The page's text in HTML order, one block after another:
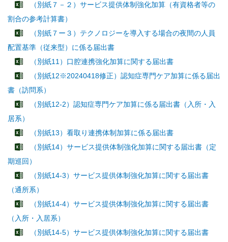
（別紙７－２）サービス提供体制強化加算（有資格者等の
割合の参考計算書）
（別紙７ー３）テクノロジーを導入する場合の夜間の人員
配置基準（従来型）に係る届出書
（別紙11）口腔連携強化加算に関する届出書
（別紙12※20240418修正）認知症専門ケア加算に係る届出
書（訪問系）
（別紙12-2）認知症専門ケア加算に係る届出書（入所・入
居系）
（別紙13）看取り連携体制加算に係る届出書
（別紙14）サービス提供体制強化加算に関する届出書（定
期巡回）
（別紙14-3）サービス提供体制強化加算に関する届出書
（通所系）
（別紙14-4）サービス提供体制強化加算に関する届出書
（入所・入居系）
（別紙14-5）サービス提供体制強化加算に関する届出書